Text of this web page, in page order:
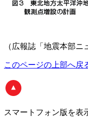
（広報誌「地震本部ニ
このページの上部へ戻
スマートフォン版 を表